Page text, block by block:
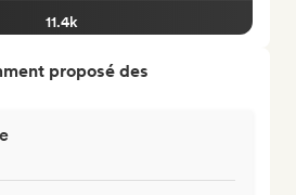
11.4k
proposé des